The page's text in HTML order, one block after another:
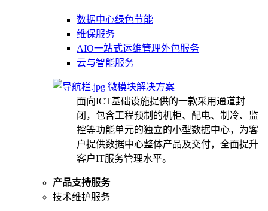
数据中心绿色节能
维保服务
AIO一站式运维管理外包服务
云与智能服务
微模块解决方案
面向ICT基础设施提供的一款采用通道封
闭，包含工程预制的机柜、配电、制冷、监
控等功能单元的独立的小型数据中心，为客
户提供数据中心整体产品及交付，全面提升
客户IT服务管理水平。
产品支持服务
技术维护服务